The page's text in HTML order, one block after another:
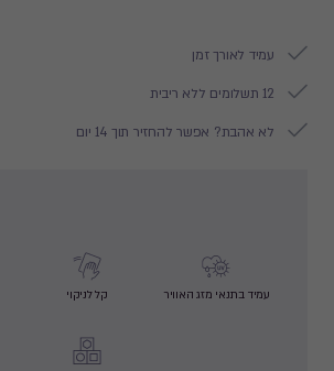
עמיד לאורך זמן
12 תשלומים ללא ריבית
לא אהבת? אפשר להחזיר תוך 14 יום
עמיד בתנאי מזג האוויר קל לניקוי